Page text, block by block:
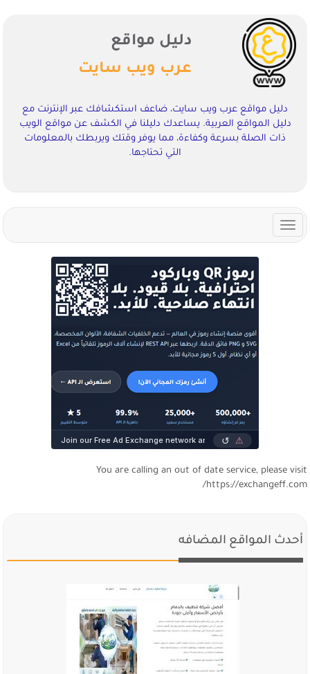
دليل مواقع
عرب ويب سايت
دليل مواقع عرب ويب سايت، ضاعف استكشافك عبر الإنترنت مع
دليل المواقع العربية. يساعدك دليلنا في الكشف عن مواقع الويب
ذات الصلة بسرعة وكفاءة، مما يوفر وقتك ويربطك بالمعلومات
التي تحتاجها.
Toggle
navigation
You are calling an out of date service, please visit
https://exchangeff.com/
أحدث المواقع المضافه